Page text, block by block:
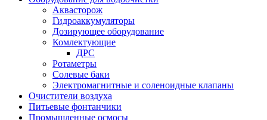
Аквасторож
Гидроаккумуляторы
Дозирующее оборудование
Комлектующие
ДРС
Ротаметры
Солевые баки
Электромагнитные и соленоидные клапаны
Очистители воздуха
Питьевые фонтанчики
Промышленные осмосы